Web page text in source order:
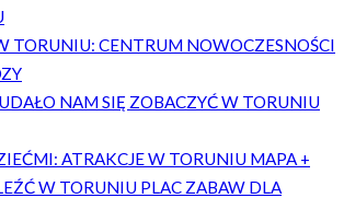
TORUNIU: CENTRUM NOWOCZESNOŚCI
NAM SIĘ ZOBACZYĆ W TORUNIU
ATRAKCJE W TORUNIU MAPA +
W TORUNIU PLAC ZABAW DLA